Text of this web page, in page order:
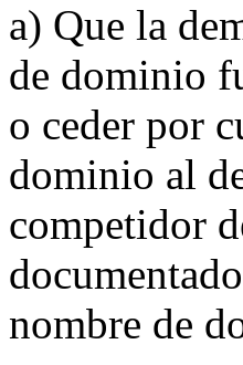
a) Que la
de dominio
o ceder por
dominio al
competidor
nombre de